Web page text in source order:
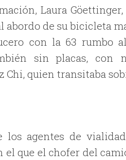
Laura
abordo de su bicicleta
con la 63 rumbo
sin placas, con
quien transitaba
agentes de
el que el chofer del